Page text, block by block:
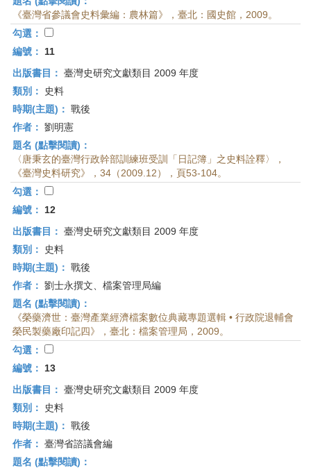
《臺灣省參議會史料彙編：農林篇》，臺北：國史館，2009。
勾選：
編號：
11
出版書目： 臺灣史研究文獻類目 2009 年度
類別：
史料
時期(主題)： 戰後
作者： 劉明憲
題名 (點擊閱讀)：
〈唐秉玄的臺灣行政幹部訓練班受訓「日記簿」之史料詮釋〉，
《臺灣史料研究》，34（2009.12），頁53-104。
勾選：
編號：
12
出版書目： 臺灣史研究文獻類目 2009 年度
類別：
史料
時期(主題)： 戰後
作者： 劉士永撰文、檔案管理局編
題名 (點擊閱讀)：
《榮藥濟世：臺灣產業經濟檔案數位典藏專題選輯 • 行政院退輔會
榮民製藥廠印記四》，臺北：檔案管理局，2009。
勾選：
編號：
13
出版書目： 臺灣史研究文獻類目 2009 年度
類別：
史料
時期(主題)： 戰後
作者： 臺灣省諮議會編
題名 (點擊閱讀)：